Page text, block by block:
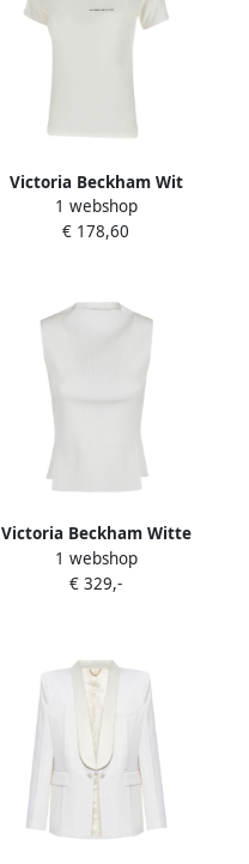
Victoria Beckham Wit
Katoenen T-shirt met Logo
White Dames
1 webshop
€ 178,60
Victoria Beckham Witte
Geribbelde Mouwloze Top
met Zijsplitten White
1 webshop
€ 329,-